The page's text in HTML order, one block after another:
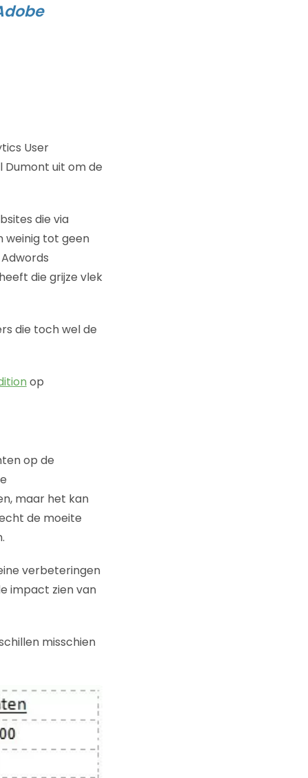
User
Dumont uit om de
die via
weinig tot geen
die grijze vlek
die toch wel de
op
op de
maar het kan
de moeite
verbeteringen
impact zien van
misschien